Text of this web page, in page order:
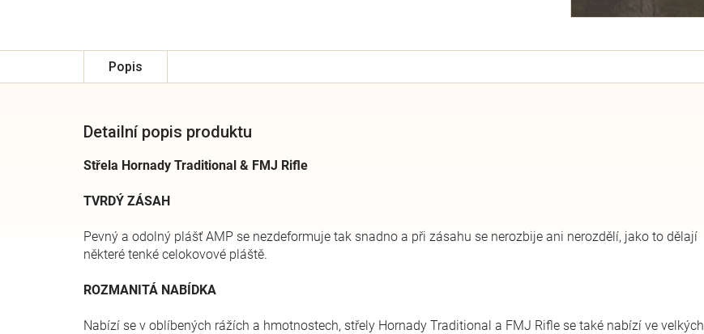
Popis
Detailní popis produktu
Střela Hornady Traditional & FMJ Rifle
TVRDÝ ZÁSAH
Pevný a odolný plášť AMP se nezdeformuje tak snadno a při zásahu se nerozbije ani nerozdělí, jako to dělají
některé tenké celokovové pláště.
ROZMANITÁ NABÍDKA
Nabízí se v oblíbených rážích a hmotnostech, střely Hornady Traditional a FMJ Rifle se také nabízí ve velkých